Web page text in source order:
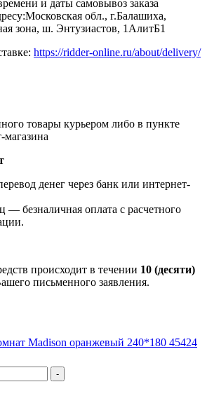
и даты самовывоз заказа
обл., г.Балашиха,
зона, ш. Энтузиастов, 1АлитБ1
https://ridder-online.ru/about/delivery/
товары курьером либо в пункте
магазина
денег через банк или интернет-
— безналичная оплата с расчетного
происходит в течении 10 (десяти)
письменного заявления.
Madison оранжевый 240*180 45424
-